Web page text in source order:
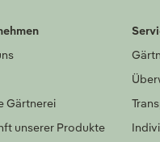
Gärtnerei
unserer Produkte